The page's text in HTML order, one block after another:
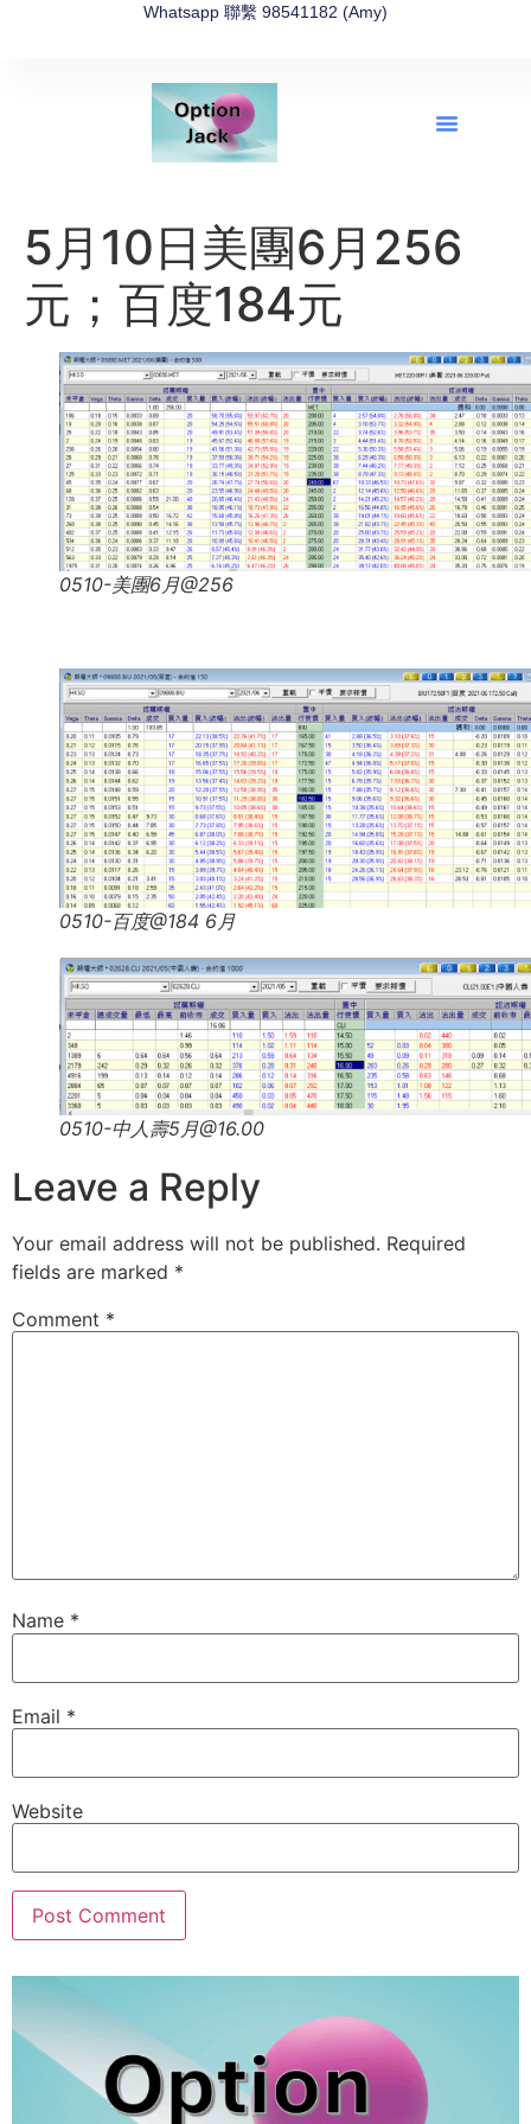
Whatsapp 聯繫 98541182 (Amy)
5月10日美團6月256
元；百度184元
0510-美團6月@256
0510-百度@184 6月
0510-中人壽5月@16.00
Leave a Reply
Your email address will not be published. Required
fields are marked *
Comment *
Name *
Email *
Website